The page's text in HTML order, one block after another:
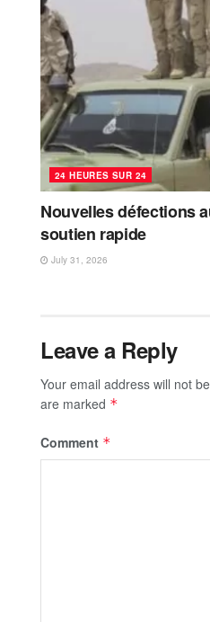
24 HEURES SUR 24
Nouvelles défections
soutien rapide
July 31, 2026
Leave a Reply
Your email address will not
are marked *
Comment *